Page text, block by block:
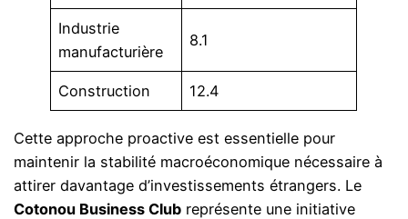
Industrie
manufacturière
8.1
Construction 12.4
Cette approche proactive est essentielle pour
maintenir la stabilité macroéconomique nécessaire à
attirer davantage d’investissements étrangers. Le
Cotonou Business Club représente une initiative